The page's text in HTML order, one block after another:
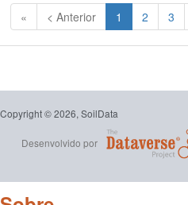
« < Anterior 1 (Atual)
2 3
Copyright © 2026, SoilData
Desenvolvido por